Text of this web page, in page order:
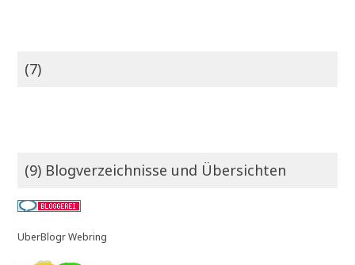
(7)
(9) Blogverzeichnisse und Übersichten
UberBlogr Webring